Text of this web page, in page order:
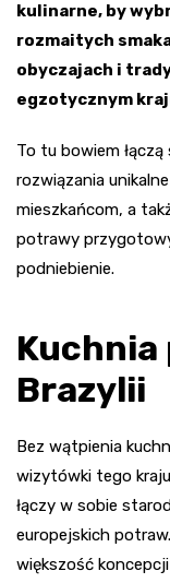
kulinarne, by
rozmaitych
obyczajach i
egzotycznym
To tu bowiem
rozwiązania
mieszkańcom, a
potrawy
podniebienie.
Kuchnia
Brazylii
Bez wątpienia
wizytówki tego
łączy w sobie
europejskich
większość